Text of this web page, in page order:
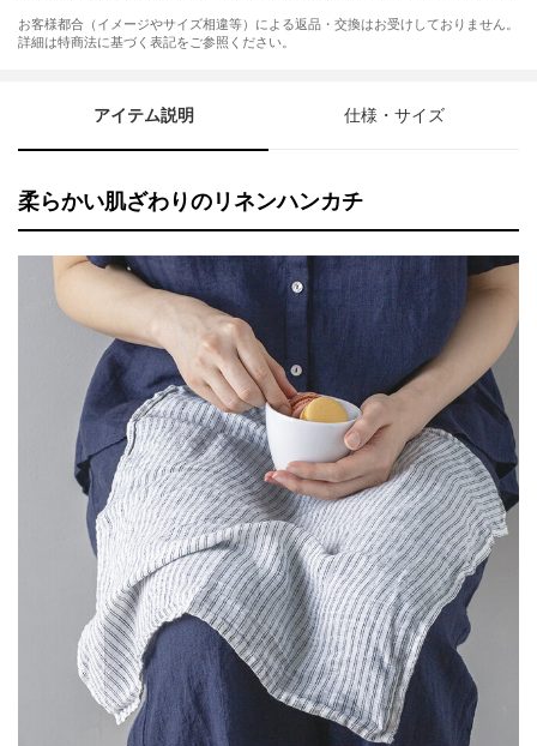
お客様都合（イメージやサイズ相違等）による返品・交換はお受けしておりません。
詳細は特商法に基づく表記をご参照ください。
アイテム説明 仕様・サイズ
柔らかい肌ざわりのリネンハンカチ